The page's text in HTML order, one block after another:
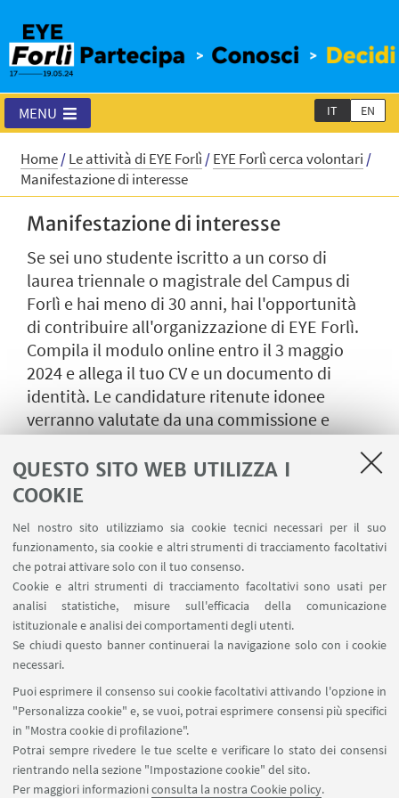
QUESTO SITO WEB UTILIZZA I
COOKIE
Nel nostro sito utilizziamo sia cookie tecnici necessari per il suo
funzionamento, sia cookie e altri strumenti di tracciamento facoltativi
che potrai attivare solo con il tuo consenso.
Cookie e altri strumenti di tracciamento facoltativi sono usati per
analisi statistiche, misure sull'efficacia della comunicazione
istituzionale e analisi dei comportamenti degli utenti.
Se chiudi questo banner continuerai la navigazione solo con i cookie
necessari.
Puoi esprimere il consenso sui cookie facoltativi attivando l'opzione in
"Personalizza cookie" e, se vuoi, potrai esprimere consensi più specifici
in "Mostra cookie di profilazione".
Potrai sempre rivedere le tue scelte e verificare lo stato dei consensi
rientrando nella sezione "Impostazione cookie" del sito.
Per maggiori informazioniconsulta la nostra Cookie policy.
IT EN
MENU
Home/Le attività di EYE Forlì /EYE Forlì cerca volontari /
Manifestazione di interesse
Manifestazione di interesse
Se sei uno studente iscritto a un corso di
laurea triennale o magistrale del Campus di
Forlì e hai meno di 30 anni, hai l'opportunità
di contribuire all'organizzazione di EYE Forlì.
Compila il modulo online entro il 3 maggio
2024 e allega il tuo CV e un documento di
identità. Le candidature ritenute idonee
verranno valutate da una commissione e
l'ordine di arrivo della domanda, il CV e le
competenze nell'organizzazione di eventi. I
partecipare a riunioni di formazione e di
aggiornamento, a svolgere compiti
nell'organizzazione delle attività e della
comunicazione, e a garantire il proprio
impegno fino al termine dell'evento.
Piazzale Sante Solieri, 1, 47121 Forlì FC
0543 374807